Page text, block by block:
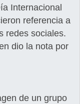
Internacional
referencia a
redes sociales.
dio la nota por
de un grupo